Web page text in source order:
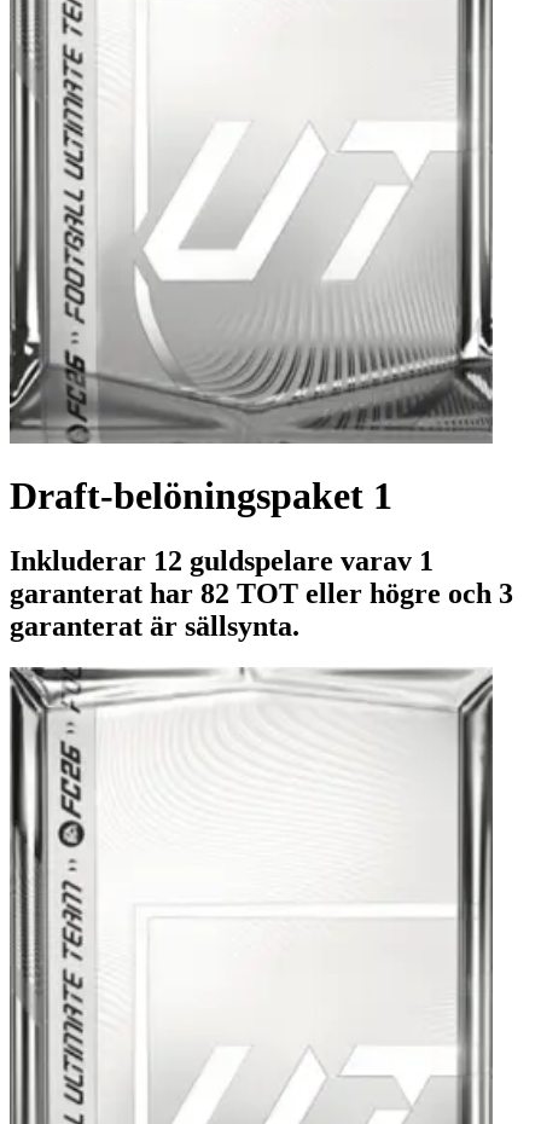
Draft-belöningspaket 1
Inkluderar 12 guldspelare varav 1
garanterat har 82 TOT eller högre och 3
garanterat är sällsynta.